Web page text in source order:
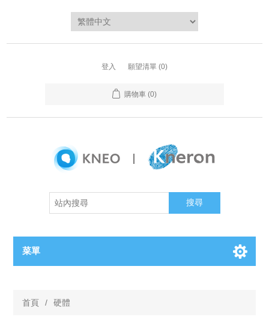
登入 願望清單 (0)
購物車 (0)
搜尋
菜單
首頁 / 硬體